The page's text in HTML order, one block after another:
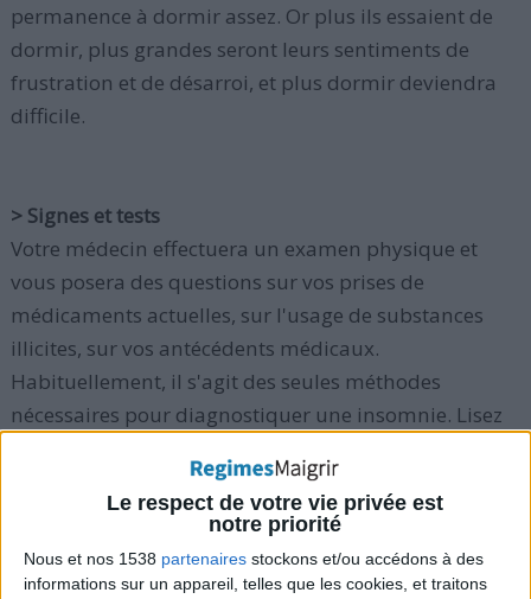
Le respect de votre vie privée est
notre priorité
Nous et nos 1538 partenaires stockons et/ou accédons à des
informations sur un appareil, telles que les cookies, et traitons
permanence à dormir assez. Or plus ils essaient de
dormir, plus grandes seront leurs sentiments de
frustration et de désarroi, et plus dormir deviendra
difficile.
> Signes et tests
Votre médecin effectuera un examen physique et
vous posera des questions sur vos prises de
médicaments actuelles, sur l'usage de substances
illicites, sur vos antécédents médicaux.
Habituellement, il s'agit des seules méthodes
nécessaires pour diagnostiquer une insomnie. Lisez
manque de sommeil.
Une polysomnographie (un examen médical du
sommeil d'un patient, mené sur une nuit entière)